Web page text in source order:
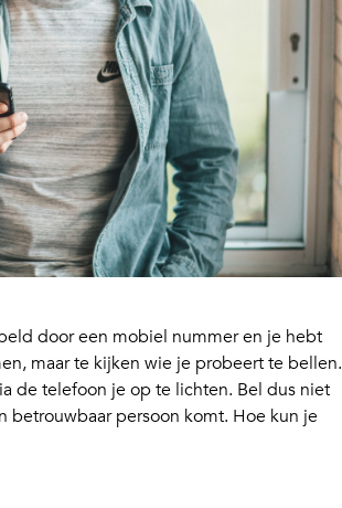
door een mobiel nummer en je hebt
maar te kijken wie je probeert te bellen.
de telefoon je op te lichten. Bel dus niet
persoon komt. Hoe kun je